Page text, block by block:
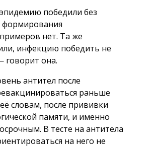
победили без
нет. Та же
инфекцию победить не
говорит она.
антител после
раньше
словам, после прививки
памяти, и именно
В тесте на антитела
на него не